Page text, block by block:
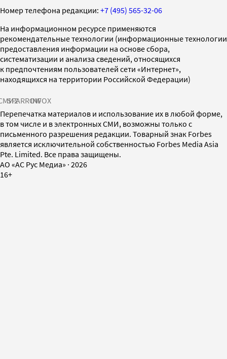
Номер телефона редакции: +7 (495) 565-32-06
На информационном ресурсе применяются
рекомендательные технологии (информационные технологии
предоставления информации на основе сбора,
систематизации и анализа сведений, относящихся
к предпочтениям пользователей сети «Интернет»,
находящихся на территории Российской Федерации)
SPARROWINFOX
Перепечатка материалов и использование их в любой форме,
в том числе и в электронных СМИ, возможны только с
письменного разрешения редакции. Товарный знак Forbes
является исключительной собственностью Forbes Media Asia
Pte. Limited. Все права защищены.
AO «АС Рус Медиа» · 2026
16+